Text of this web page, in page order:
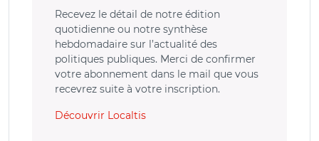
Recevez le détail de notre édition
quotidienne ou notre synthèse
hebdomadaire sur l’actualité des
politiques publiques. Merci de confirmer
votre abonnement dans le mail que vous
recevrez suite à votre inscription.
Découvrir Localtis